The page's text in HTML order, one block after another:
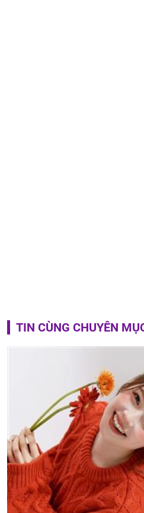
TIN CÙNG CHUYÊN